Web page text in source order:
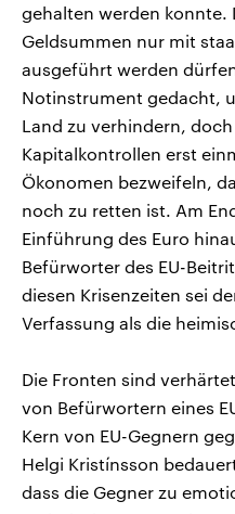
gehalten werden konnte.
Geldsummen nur mit
ausgeführt werden
Notinstrument gedacht,
Land zu verhindern,
Kapitalkontrollen erst
Ökonomen bezweifeln,
noch zu retten ist. Am
Einführung des Euro
Befürworter des EU-
diesen Krisenzeiten sei
Verfassung als die
Die Fronten sind
von Befürwortern eines
Kern von EU-Gegnern
Helgi Kristínsson
dass die Gegner zu